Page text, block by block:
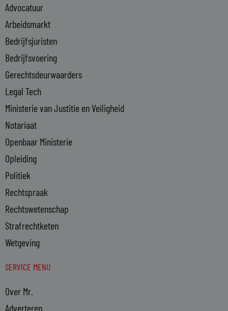
d
i
n
-
i
n
Advocatuur
Arbeidsmarkt
Bedrijfsjuristen
Bedrijfsvoering
Gerechtsdeurwaarders
Legal Tech
Ministerie van Justitie en Veiligheid
Notariaat
Openbaar Ministerie
Opleiding
Politiek
Rechtspraak
Rechtswetenschap
Strafrechtketen
Wetgeving
SERVICE MENU
Over Mr.
Adverteren